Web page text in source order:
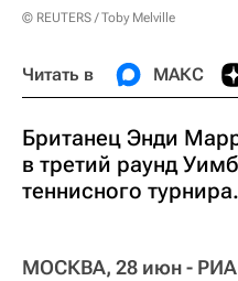
© REUTERS / Toby Melville
Читать в МАКС
Британец Энди
в третий раунд
теннисного турнира.
МОСКВА, 28 июн - РИА